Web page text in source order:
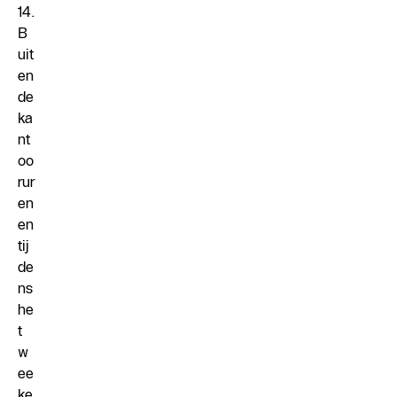
14.
B
uit
en
de
ka
nt
oo
rur
en
en
tij
de
ns
he
t
w
ee